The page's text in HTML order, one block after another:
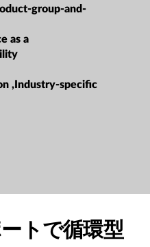
group-and-
as a
,Industry-specific
トで循環型